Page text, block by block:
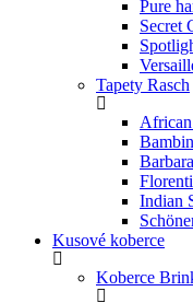
Pure
Secret
Tapety Rasch
Indian
Kusové koberce
Koberce